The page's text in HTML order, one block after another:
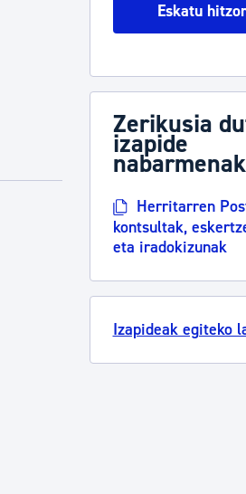
Izapideen
Eskatu
Zerikusia
izapide
nabarmenak
Herritarren
kontsultak,
eta iradokizunak
Izapideak egiteko